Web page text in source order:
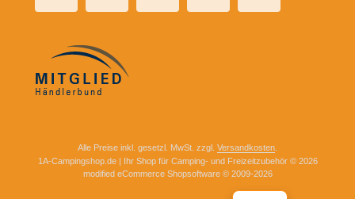
Alle Preise inkl. gesetzl. MwSt. zzgl. Versandkosten
1A-Campingshop.de | Ihr Shop für Camping- und Freizeitzubehör © 2026
modified eCommerce Shopsoftware © 2009-2026